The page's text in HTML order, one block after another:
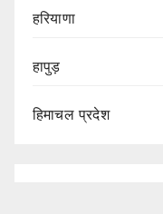
हरियाणा
हापुड़
हिमाचल प्रदेश